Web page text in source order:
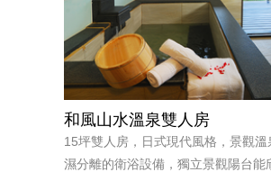
和風山水溫泉雙人房
15坪雙人房，日式現代風格，景觀溫
濕分離的衛浴設備，獨立景觀陽台能